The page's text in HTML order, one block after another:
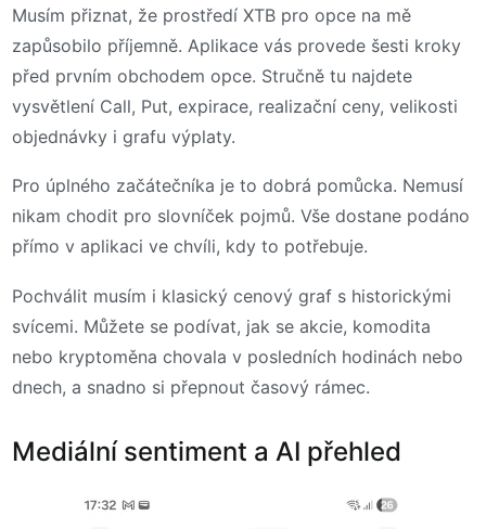
Musím přiznat, že prostředí XTB pro opce na mě
zapůsobilo příjemně. Aplikace vás provede šesti kroky
před prvním obchodem opce. Stručně tu najdete
vysvětlení Call, Put, expirace, realizační ceny, velikosti
objednávky i grafu výplaty.
Pro úplného začátečníka je to dobrá pomůcka. Nemusí
nikam chodit pro slovníček pojmů. Vše dostane podáno
přímo v aplikaci ve chvíli, kdy to potřebuje.
Pochválit musím i klasický cenový graf s historickými
svícemi. Můžete se podívat, jak se akcie, komodita
nebo kryptoměna chovala v posledních hodinách nebo
dnech, a snadno si přepnout časový rámec.
Mediální sentiment a AI přehled